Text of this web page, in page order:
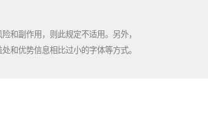
和副作用，则此规定不适用。另外，
和优势信息相比过小的字体等方式。